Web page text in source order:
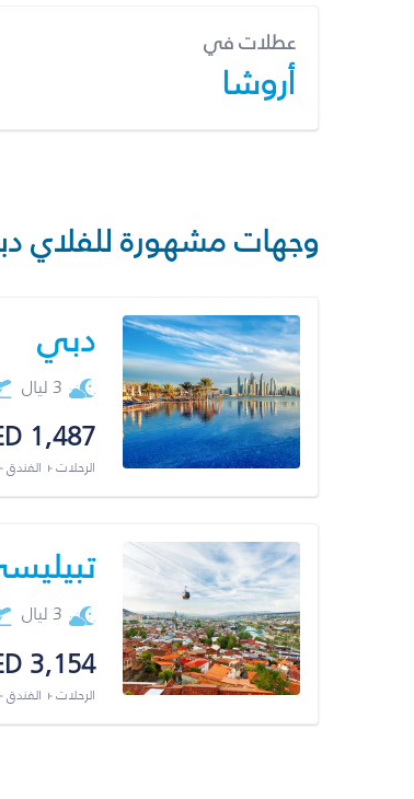
عطلات في
أروشا
وجهات مشهورة للفلاي
دبي
3 ليال
1,487
الرحلات +
3 ليال
3,154
الرحلات +